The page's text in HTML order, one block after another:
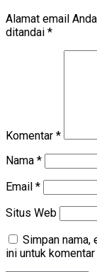
Alamat email
ditandai *
Komentar *
Nama *
Email *
Situs Web
Simpan nama,
ini untuk